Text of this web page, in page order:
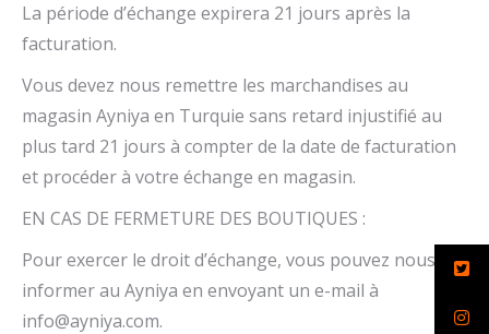
La période d’échange expirera 21 jours après la
facturation.
Vous devez nous remettre les marchandises au
magasin Ayniya en Turquie sans retard injustifié au
plus tard 21 jours à compter de la date de facturation
et procéder à votre échange en magasin.
EN CAS DE FERMETURE DES BOUTIQUES :
Pour exercer le droit d’échange, vous pouvez nous en
informer au Ayniya en envoyant un e-mail à
info@ayniya.com.